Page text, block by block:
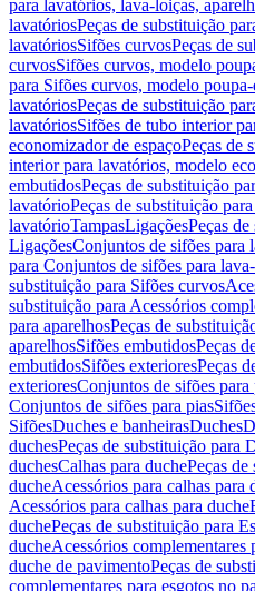
para lavatórios, lava-loiças,
lavatóriosPeças de substituição
lavatóriosSifões curvosPeças de
curvosSifões curvos, modelo
para Sifões curvos, modelo poupa-
lavatóriosPeças de substituição
lavatóriosSifões de tubo interior
economizador de espaçoPeças de
interior para lavatórios, modelo
embutidosPeças de substituição
lavatórioPeças de substituição
lavatórioTampasLigaçõesPeças
LigaçõesConjuntos de sifões para
para Conjuntos de sifões para
substituição para Sifões curvos
substituição para Acessórios
para aparelhosPeças de
aparelhosSifões embutidosPeças
embutidosSifões exterioresPeças
exterioresConjuntos de sifões para
Conjuntos de sifões para pias
SifõesDuches e banheirasDuches
duchesPeças de substituição para
duchesCalhas para duchePeças de
ducheAcessórios para calhas para
Acessórios para calhas para duche
duchePeças de substituição para
ducheAcessórios complementares
duche de pavimentoPeças de
complementares para esgotos no